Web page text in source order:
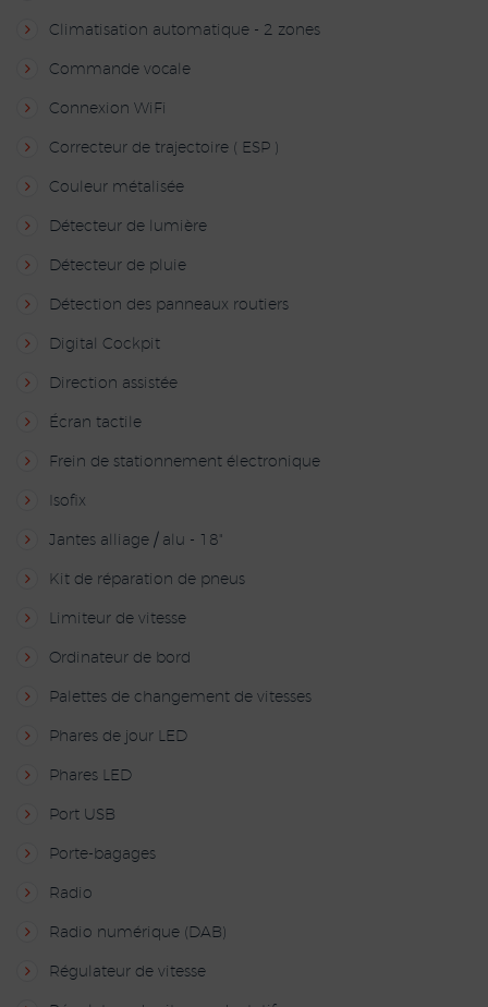
Climatisation automatique - 2 zones
Commande vocale
Connexion WiFi
Correcteur de trajectoire ( ESP )
Couleur métalisée
Détecteur de lumière
Détecteur de pluie
Détection des panneaux routiers
Digital Cockpit
Direction assistée
Écran tactile
Frein de stationnement électronique
Isofix
Jantes alliage / alu - 18"
Kit de réparation de pneus
Limiteur de vitesse
Ordinateur de bord
Palettes de changement de vitesses
Phares de jour LED
Phares LED
Port USB
Porte-bagages
Radio
Radio numérique (DAB)
Régulateur de vitesse